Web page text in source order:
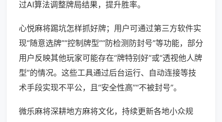
过AI算法调整牌局结果，提升胜率。
心悦麻将踢坑怎样抓好牌；用户可通过第三方软件实
现“随意选牌”“控制牌型”“防检测防封号”等功能，部分
用户反映其他玩家可能存在“牌特别好”或“透视他人牌
型”的情况。这些工具通过后台运行、自动连接等技
术手段实现不平公，且“安全性高”“不被封号”。
微乐麻将深耕地方麻将文化，持续更新各地小众规